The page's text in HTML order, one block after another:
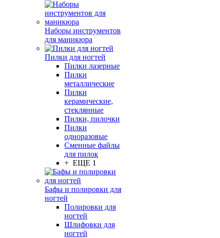
Наборы инструментов
для маникюра
Пилки для ногтей
Пилки лазерные
Пилки
металлические
Пилки
керамические,
стеклянные
Пилки, пилочки
Пилки
одноразовые
Сменные файлы
для пилок
+ ЕЩЕ 1
Бафы и полировки для
ногтей
Полировки для
ногтей
Шлифовки для
ногтей